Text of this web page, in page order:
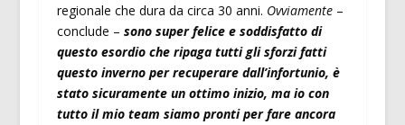
regionale che dura da circa 30 anni. Ovviamente –
conclude – sono super felice e soddisfatto di
questo esordio che ripaga tutti gli sforzi fatti
questo inverno per recuperare dall’infortunio, è
stato sicuramente un ottimo inizio, ma io con
tutto il mio team siamo pronti per fare ancora